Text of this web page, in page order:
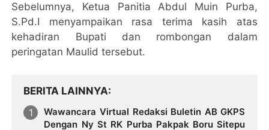
Sebelumnya, Ketua Panitia Abdul Muin Purba,
S.Pd.I menyampaikan rasa terima kasih atas
kehadiran Bupati dan rombongan dalam
peringatan Maulid tersebut.
BERITA LAINNYA
Wawancara Virtual Redaksi Buletin AB GKPS
Dengan Ny St RK Purba Pakpak Boru Sitepu